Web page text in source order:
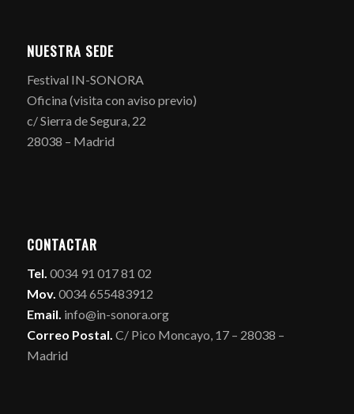
NUESTRA SEDE
Festival IN-SONORA
Oficina (visita con aviso previo)
c/ Sierra de Segura, 22
28038 – Madrid
CONTACTAR
Tel. 0034 91 017 81 02
Mov. 0034 655483912
Email. info@in-sonora.org
Correo Postal. C/ Pico Moncayo, 17 – 28038 –
Madrid